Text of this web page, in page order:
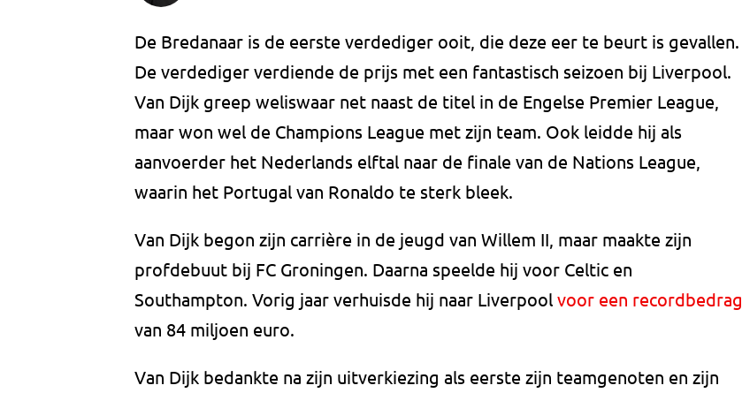
De Bredanaar is de eerste verdediger ooit, die deze eer te beurt is gevallen.
De verdediger verdiende de prijs met een fantastisch seizoen bij Liverpool.
Van Dijk greep weliswaar net naast de titel in de Engelse Premier League,
maar won wel de Champions League met zijn team. Ook leidde hij als
aanvoerder het Nederlands elftal naar de finale van de Nations League,
waarin het Portugal van Ronaldo te sterk bleek.
Van Dijk begon zijn carrière in de jeugd van Willem II, maar maakte zijn
profdebuut bij FC Groningen. Daarna speelde hij voor Celtic en
Southampton. Vorig jaar verhuisde hij naar Liverpool voor een recordbedrag
van 84 miljoen euro.
Van Dijk bedankte na zijn uitverkiezing als eerste zijn teamgenoten en zijn